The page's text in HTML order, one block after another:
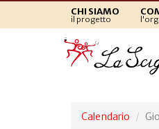
CHI SIAMO
il progetto
Calendario